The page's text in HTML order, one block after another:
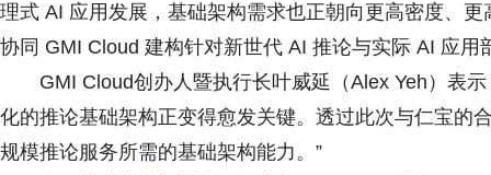
理式 AI 应用发展，基础架构需求也正朝向更高密度、
协同 GMI Cloud 建构针对新世代 AI 推论与实际 AI 应用
GMI Cloud创办人暨执行长叶威延（Alex Yeh）表
化的推论基础架构正变得愈发关键。透过此次与仁宝的
规模推论服务所需的基础架构能力。”